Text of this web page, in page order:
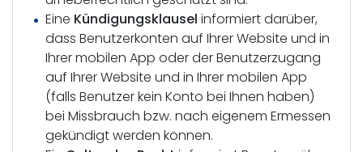
Eine Kündigungsklausel informiert darüber,
dass Benutzerkonten auf Ihrer Website und in
Ihrer mobilen App oder der Benutzerzugang
auf Ihrer Website und in Ihrer mobilen App
(falls Benutzer kein Konto bei Ihnen haben)
bei Missbrauch bzw. nach eigenem Ermessen
gekündigt werden können.